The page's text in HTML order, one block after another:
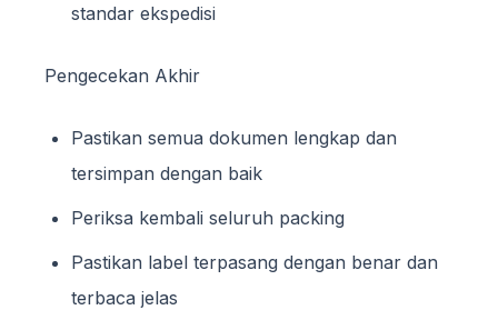
standar ekspedisi
Pengecekan Akhir
Pastikan semua dokumen lengkap dan
tersimpan dengan baik
Periksa kembali seluruh packing
Pastikan label terpasang dengan benar dan
terbaca jelas